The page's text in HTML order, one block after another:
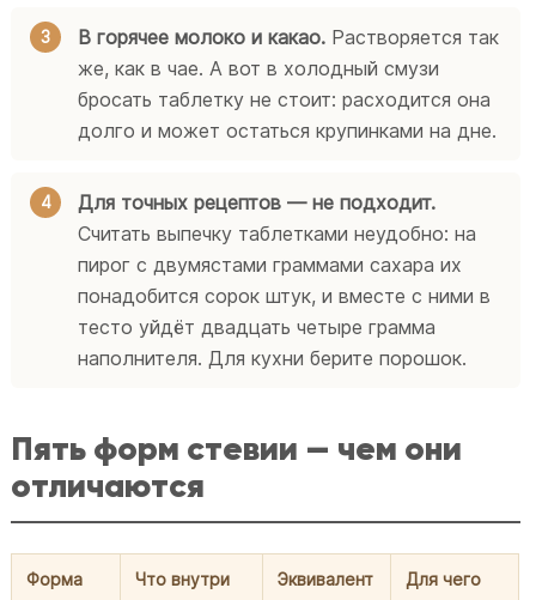
В горячее молоко и какао. Растворяется так
же, как в чае. А вот в холодный смузи
бросать таблетку не стоит: расходится она
долго и может остаться крупинками на дне.
Для точных рецептов — не подходит.
Считать выпечку таблетками неудобно: на
пирог с двумястами граммами сахара их
понадобится сорок штук, и вместе с ними в
тесто уйдёт двадцать четыре грамма
наполнителя. Для кухни берите порошок.
Пять форм стевии — чем они
отличаются
Форма Что внутри Эквивалент Для чего